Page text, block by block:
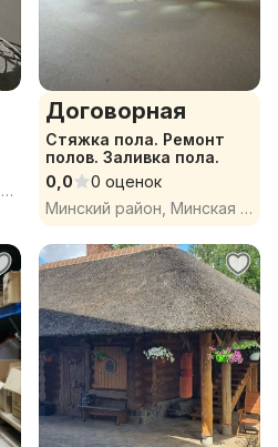
Минский район, Минская обл.
Договорная
Стяжка пола. Ремонт
полов. Заливка пола.
0,0
0 оценок
Минский район, Минская обл.